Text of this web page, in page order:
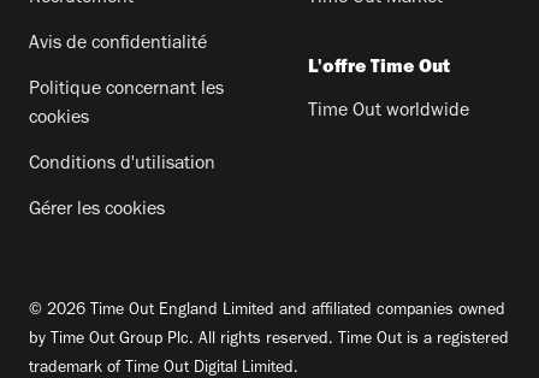
Avis de confidentialité
Politique concernant les
cookies
Conditions d'utilisation
Gérer les cookies
L'offre Time Out
Time Out worldwide
© 2026 Time Out England Limited and affiliated companies owned
by Time Out Group Plc. All rights reserved. Time Out is a registered
trademark of Time Out Digital Limited.